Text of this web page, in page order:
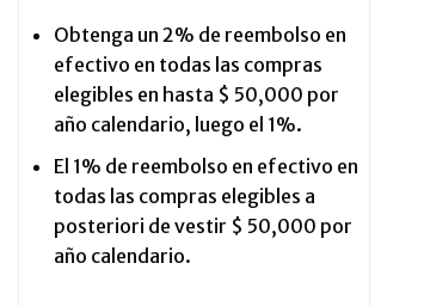
Obtenga un 2% de reembolso en
efectivo en todas las compras
elegibles en hasta $ 50,000 por
año calendario, luego el 1%.
El 1% de reembolso en efectivo en
todas las compras elegibles a
posteriori de vestir $ 50,000 por
año calendario.